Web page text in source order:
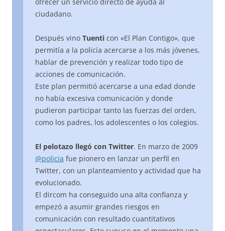
ciudadano.
Después vino Tuenti con «El Plan Contigo», que
permitía a la policía acercarse a los más jóvenes,
hablar de prevención y realizar todo tipo de
acciones de comunicación.
Este plan permitió acercarse a una edad donde
no había excesiva comunicación y donde
pudieron participar tanto las fuerzas del orden,
como los padres, los adolescentes o los colegios.
El pelotazo llegó con Twitter. En marzo de 2009
@policia fue pionero en lanzar un perfil en
Twitter, con un planteamiento y actividad que ha
evolucionado.
El dircom ha conseguido una alta confianza y
empezó a asumir grandes riesgos en
comunicación con resultado cuantitativos